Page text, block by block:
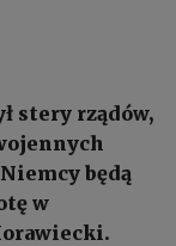
stery rządów,
będą
w